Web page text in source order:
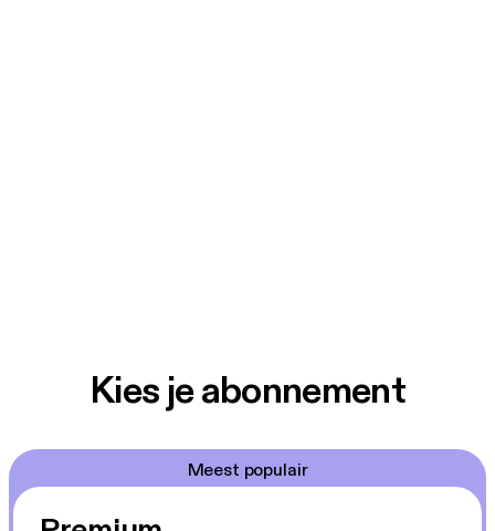
Kies je abonnement
Meest populair